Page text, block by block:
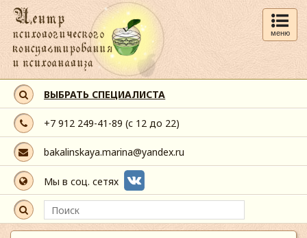
меню
ВЫБРАТЬ СПЕЦИАЛИСТА
+7 912 249-41-89 (с 12 до 22)
bakalinskaya.marina@yandex.ru
Мы в соц. сетях